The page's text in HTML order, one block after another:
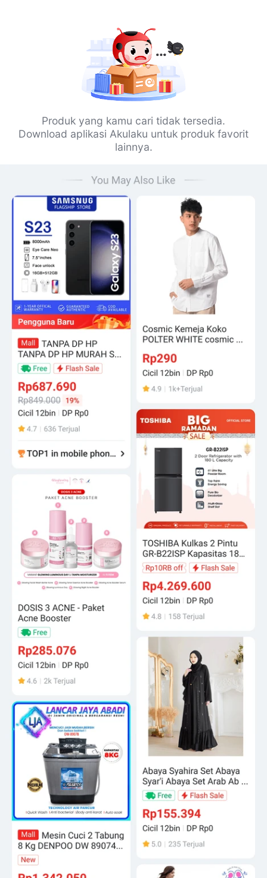
Produk yang kamu cari tidak tersedia.
Download aplikasi Akulaku untuk produk favorit
lainnya.